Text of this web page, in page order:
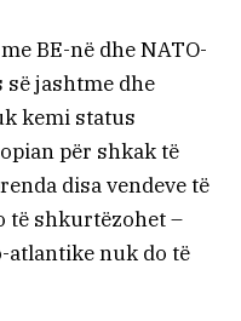
BE-në dhe NATO-
së jashtme dhe
kemi status
për shkak të
disa vendeve të
të shkurtëzohet –
atlantike nuk do të